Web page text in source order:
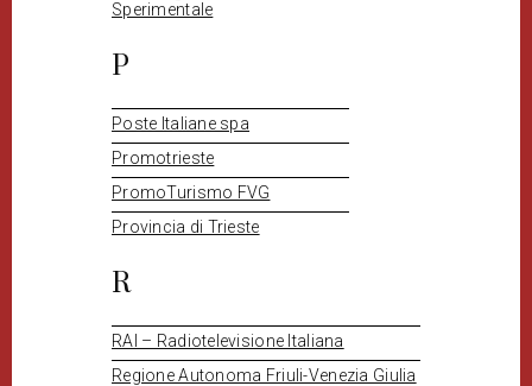
Sperimentale
P
Poste Italiane spa
Promotrieste
PromoTurismo FVG
Provincia di Trieste
R
RAI – Radiotelevisione Italiana
Regione Autonoma Friuli-Venezia Giulia